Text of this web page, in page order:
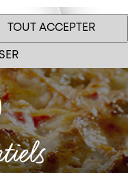
TOUT ACCEPTER